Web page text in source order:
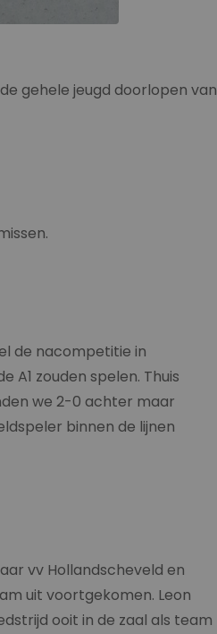
gehele jeugd doorlopen van
de nacompetitie in
A1 zouden spelen. Thuis
we 2-0 achter maar
binnen de lijnen
vv Hollandscheveld en
uit voortgekomen. Leon
ooit in de zaal als team